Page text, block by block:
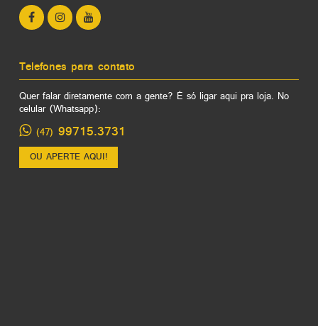
Telefones para contato
Quer falar diretamente com a gente? É só ligar aqui pra loja. No
celular (Whatsapp):
(47) 99715.3731
OU APERTE AQUI!